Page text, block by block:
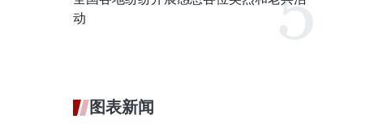
动
图表新闻